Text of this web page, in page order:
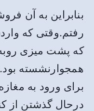
بنابراین به آن
رفتم.وقتی که
که پشت میزی روبه
همجوارنشسته
برای ورود به
درحال گذشتن از